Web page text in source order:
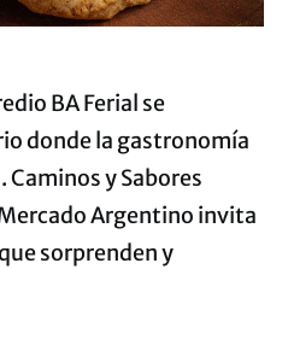
BA Ferial se
donde la gastronomía
y Sabores
Argentino invita
sorprenden y